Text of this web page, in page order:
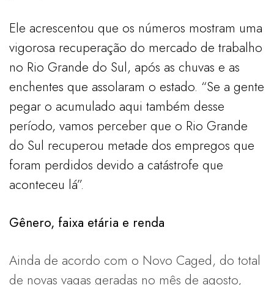
Ele acrescentou que os números mostram uma
vigorosa recuperação do mercado de trabalho
no Rio Grande do Sul, após as chuvas e as
enchentes que assolaram o estado. “Se a gente
pegar o acumulado aqui também desse
período, vamos perceber que o Rio Grande
do Sul recuperou metade dos empregos que
foram perdidos devido a catástrofe que
aconteceu lá”.
Gênero, faixa etária e renda
Ainda de acordo com o Novo Caged, do total
de novas vagas geradas no mês de agosto,